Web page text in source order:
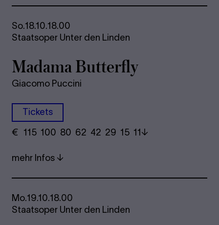
So.18.10.18.00
Staatsoper Unter den Linden
Ma­dama But­ter­fly
Giacomo Puccini
Tickets
€ ​ 115 100 80​ 62 42 29​ 15 11
mehr Infos
Mo.19.10.18.00
Staatsoper Unter den Linden